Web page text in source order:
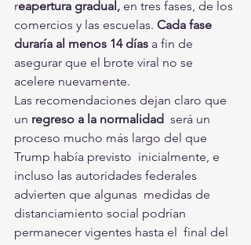
reapertura gradual, en tres fases, de los
comercios y las escuelas. Cada fase
duraría al menos 14 días a fin de
asegurar que el brote viral no se
acelere nuevamente.
Las recomendaciones dejan claro que
un regreso a la normalidad
  será un
proceso mucho más largo del que
Trump había previsto  inicialmente, e
incluso las autoridades federales
advierten que algunas  medidas de
distanciamiento social podrían
permanecer vigentes hasta el  final del